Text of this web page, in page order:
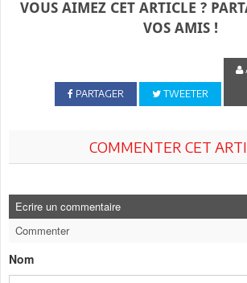
VOUS AIMEZ CET ARTICLE ?
VOS AMIS !
PARTAGER TWEETER
COMMENTER CET
Ecrire un commentaire
Commenter
Nom